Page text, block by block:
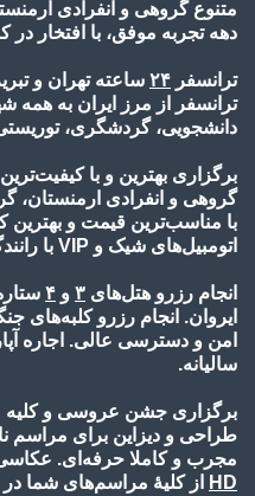
متنوع گروهی و انفرادی
دهه تجربه موفق، با افتخار
ترانسفر ۲۴ ساعته تهران و
ترانسفر از مرز ایران به همه
دانشجویی، گردشگری،
برگزاری بهترین و با
گروهی و انفرادی ارمنستان،
با مناسب‌ترین قیمت و
اتومبیل‌های شیک و VIP با رانندگان مجرب و پارسی‌زبان.
انجام رزرو هتل‌های ۳ و ۴
ایروان. انجام رزرو کلبه‌های
امن و دسترسی عالی. اجاره
سالیانه.
برگزاری جشن عروسی و کلیه
طراحی و دیزاین برای مراسم
مجرب و کاملا حرفه‌ای. عکاسی
HD
از کلیۀ مراسم‌های شما